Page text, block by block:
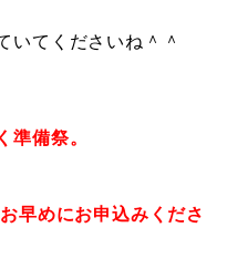
いてくださいね＾＾
準備祭。
早めにお申込みくださ